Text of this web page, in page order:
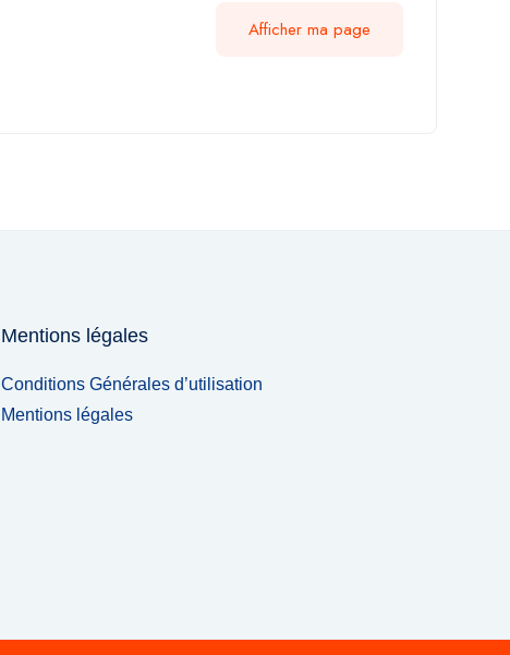
Afficher ma page
Mentions légales
Conditions Générales d’utilisation
Mentions légales